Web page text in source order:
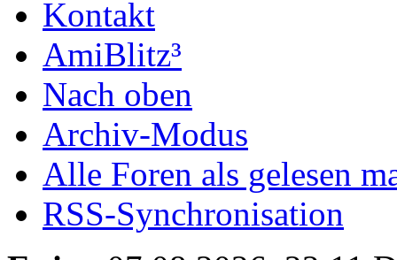
Kontakt
AmiBlitz³
Nach oben
Archiv-Modus
Alle Foren als gelesen
RSS-Synchronisation